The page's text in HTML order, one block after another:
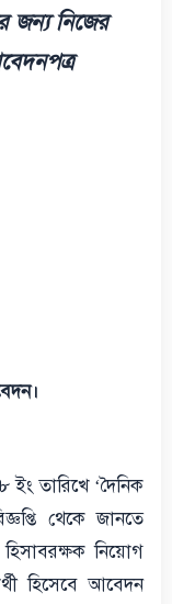
জন্য নিজের
তারিখে ‘দৈনিক
থেকে জানতে
নিয়োগ
হিসেবে আবেদন